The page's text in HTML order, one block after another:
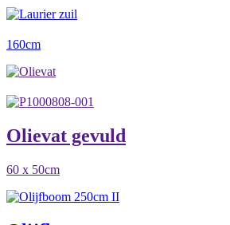
160cm
Olievat gevuld
60 x 50cm